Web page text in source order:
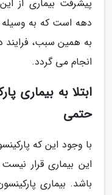
پیشرفت بیماری از
دهه است که به وسیله
به همین سبب، فرایند
انجام می گردد.
ابتلا به بیماری
حتمی
با وجود این که
این بیماری قرار
باشد. بیماری